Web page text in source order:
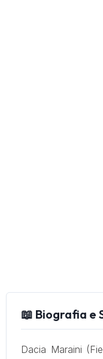
📖 Biografia e
Dacia Maraini